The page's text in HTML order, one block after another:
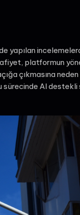
yapılan
platformun
çıkmasına neden
sürecinde AI